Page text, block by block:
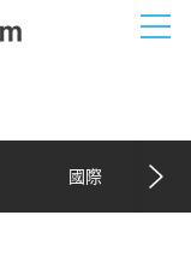
國際